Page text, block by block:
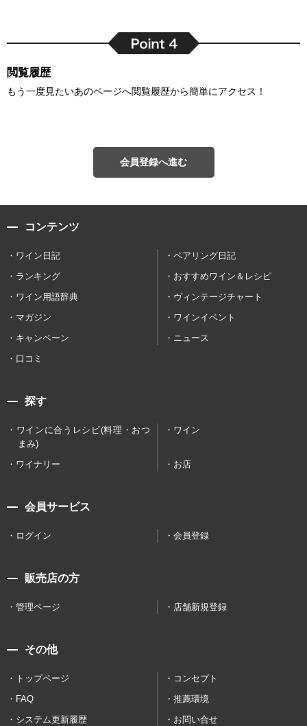
閲覧履歴
もう一度見たいあのページへ閲覧履歴から簡単にアクセス！
会員登録へ進む
コンテンツ
ワイン日記
ペアリング日記
ランキング
おすすめワイン＆レシピ
ワイン用語辞典
ヴィンテージチャート
マガジン
ワインイベント
キャンペーン
ニュース
口コミ
探す
ワインに合うレシピ(料理・おつ
まみ)
ワイン
ワイナリー お店
会員サービス
ログイン 会員登録
販売店の方
管理ページ 店舗新規登録
その他
トップページ
コンセプト
FAQ
推薦環境
システム更新履歴
お問い合せ